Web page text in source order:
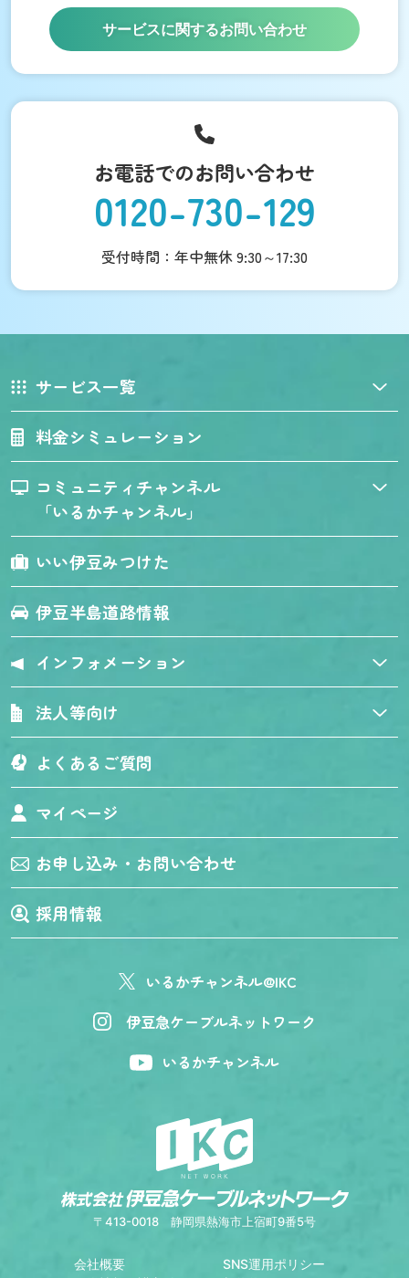
サービスに関するお問い合わせ
お電話でのお問い合わせ
0120-730-129
受付時間：年中無休 9:30～17:30
サービス一覧
料金シミュレーション
コミュニティチャンネル
「いるかチャンネル」
いい伊豆みつけた
伊豆半島道路情報
インフォメーション
法人等向け
よくあるご質問
マイページ
お申し込み・お問い合わせ
採用情報
いるかチャンネル@IKC
伊豆急ケーブルネットワーク
いるかチャンネル
〒413-0018 静岡県熱海市上宿町9番5号
会社概要
SNS運用ポリシー